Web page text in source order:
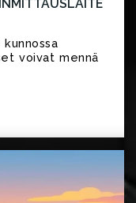
voivat mennä